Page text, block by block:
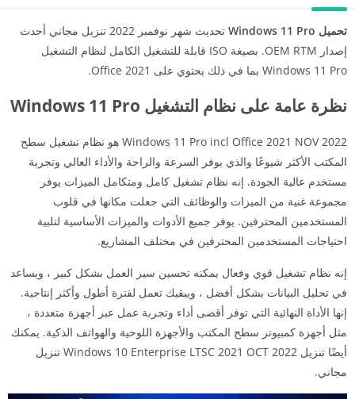
تحميل Windows 11 Pro
تحديث شهر نوفمبر 2022 تنزيل مجاني أحدث
إصدار OEM RTM. بصيغة ISO قابلة للتشغيل الكامل لنظام التشغيل
Windows 11 Pro بما في ذلك يحتوي على Office 2021.
نظرة عامة على نظام التشغيل Windows 11 Pro
Windows 11 Pro incl Office 2021 NOV 2022 هو نظام تشغيل سطح
المكتب الأكثر شيوعًا والذي يوفر السرعة والراحة والأداء العالي وتجربة
مستخدم عالية الجودة. إنه نظام تشغيل كامل ومتكامل الميزات يوفر
مجموعة غنية من الميزات والوظائف التي جعلت مكانها في قلوب
المستخدمين المحترفين. يوفر جميع الأدوات والميزات الأساسية لتلبية
احتياجات المستخدمين المحترفين في مختلف المشاريع.
إنه نظام تشغيل قوي وفعال يمكنه تحسين سير العمل بشكل كبير ، ويساعد
في تحليل البيانات بشكل أفضل ، ويبقيك تعمل لفترة أطول وأكثر إنتاجية.
إنها الأداة النهائية التي توفر أقصى أداء وتجربة عمل عبر أجهزة متعددة ،
مثل أجهزة كمبيوتر سطح المكتب والأجهزة اللوحية والهواتف الذكية. يمكنك
أيضًا تنزيل Windows 10 Enterprise LTSC 2021 OCT 2022 تنزيل
مجاني.